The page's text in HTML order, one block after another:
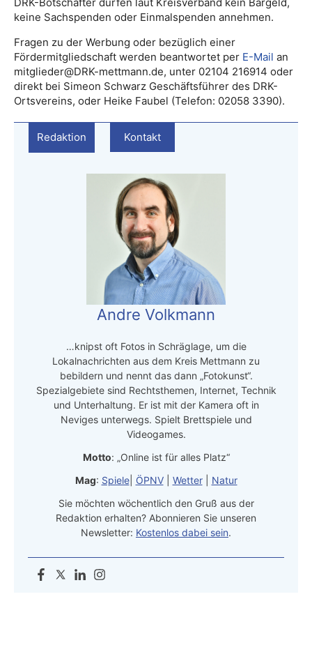
keine Sachspenden oder Einmalspenden annehmen.
Fragen zu der Werbung oder bezüglich einer
Fördermitgliedschaft werden beantwortet per E-Mail an
mitglieder@DRK-mettmann.de, unter 02104 216914 oder
direkt bei Simeon Schwarz Geschäftsführer des DRK-
Ortsvereins, oder Heike Faubel (Telefon: 02058 3390).
Redaktion Kontakt
Andre Volkmann
…knipst oft Fotos in Schräglage, um die
Lokalnachrichten aus dem Kreis Mettmann zu
bebildern und nennt das dann „Fotokunst“.
Spezialgebiete sind Rechtsthemen, Internet, Technik
und Unterhaltung. Er ist mit der Kamera oft in
Neviges unterwegs. Spielt Brettspiele und
Videogames.
Motto: „Online ist für alles Platz“
Mag: Spiele| ÖPNV| Wetter| Natur
Sie möchten wöchentlich den Gruß aus der
Redaktion erhalten? Abonnieren Sie unseren
Newsletter: Kostenlos dabei sein.